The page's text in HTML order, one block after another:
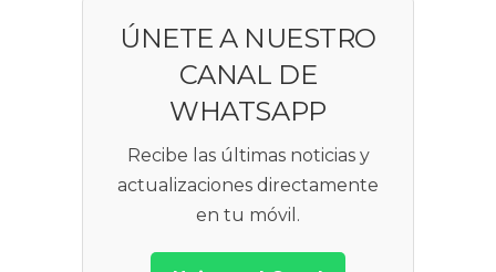
ÚNETE A NUESTRO
CANAL DE
WHATSAPP
Recibe las últimas noticias y
actualizaciones directamente
en tu móvil.